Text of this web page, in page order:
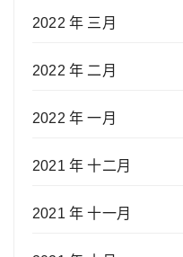
2022 年 三月
2022 年 二月
2022 年 一月
2021 年 十二月
2021 年 十一月